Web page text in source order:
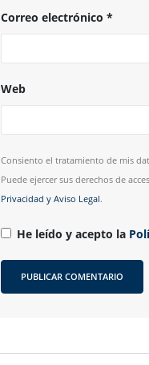
Correo electrónico *
Web
Consiento el tratamiento de mis
Puede ejercer sus derechos de
Privacidad y Aviso Legal.
He leído y acepto la